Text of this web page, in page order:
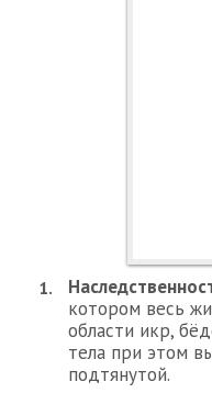
котором весь
области икр,
тела при этом
подтянутой.